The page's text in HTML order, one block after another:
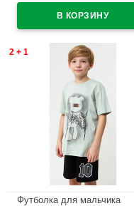
2 + 1
Футболка для мальчика